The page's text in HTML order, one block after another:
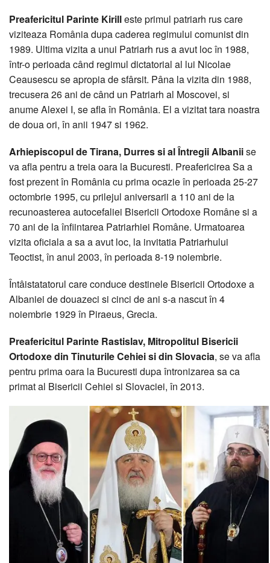
Preafericitul Parinte Kirilleste primul patriarh rus care
viziteaza România dupa caderea regimului comunist din
1989. Ultima vizita a unui Patriarh rus a avut loc în 1988,
într-o perioada când regimul dictatorial al lui Nicolae
Ceausescu se apropia de sfârsit. Pâna la vizita din 1988,
trecusera 26 ani de când un Patriarh al Moscovei, si
anume Alexei I, se afla în România. El a vizitat tara noastra
de doua ori, în anii 1947 si 1962.
Arhiepiscopul de Tirana, Durres si al Întregii Albaniise
va afla pentru a treia oara la Bucuresti. Preafericirea Sa a
fost prezent în România cu prima ocazie în perioada 25-27
octombrie 1995, cu prilejul aniversarii a 110 ani de la
recunoasterea autocefaliei Bisericii Ortodoxe Române si a
70 ani de la înfiintarea Patriarhiei Române. Urmatoarea
vizita oficiala a sa a avut loc, la invitatia Patriarhului
Teoctist, în anul 2003, în perioada 8-19 noiembrie.
Întâistatatorul care conduce destinele Bisericii Ortodoxe a
Albaniei de douazeci si cinci de ani s-a nascut în 4
noiembrie 1929 în Piraeus, Grecia.
Preafericitul Parinte Rastislav, Mitropolitul Bisericii
Ortodoxe din Tinuturile Cehiei si din Slovacia, se va afla
pentru prima oara la Bucuresti dupa întronizarea sa ca
primat al Bisericii Cehiei si Slovaciei, în 2013.